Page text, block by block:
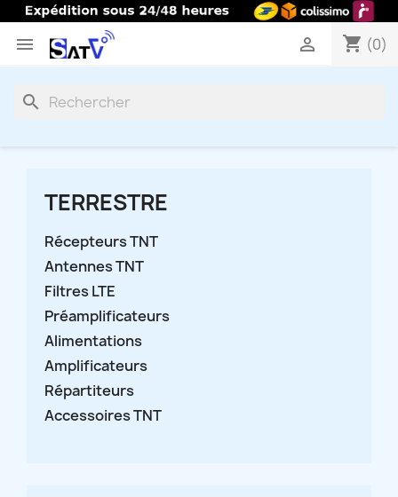
 shopping_cart (0)

search
TERRESTRE
Récepteurs TNT
Antennes TNT
Filtres LTE
Préamplificateurs
Alimentations
Amplificateurs
Répartiteurs
Accessoires TNT